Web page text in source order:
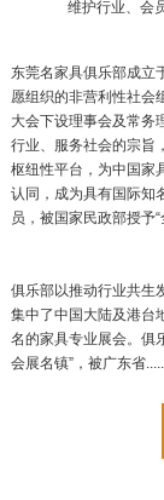
维护行业、会
东莞名家具俱乐部成立
愿组织的非营利性社会
大会下设理事会及常务
行业、服务社会的宗旨
枢纽性平台，为中国家
认同，成为具有国际知
员，被国家民政部授予“
俱乐部以推动行业共生
集中了中国大陆及港台
名的家具专业展会。俱
会展名镇”，被广东省......